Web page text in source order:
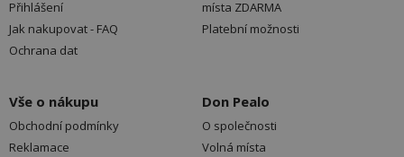
Přihlášení
Jak nakupovat - FAQ
Ochrana dat
místa ZDARMA
Platební možnosti
Vše o nákupu
Obchodní podmínky
Reklamace
Don Pealo
O společnosti
Volná místa